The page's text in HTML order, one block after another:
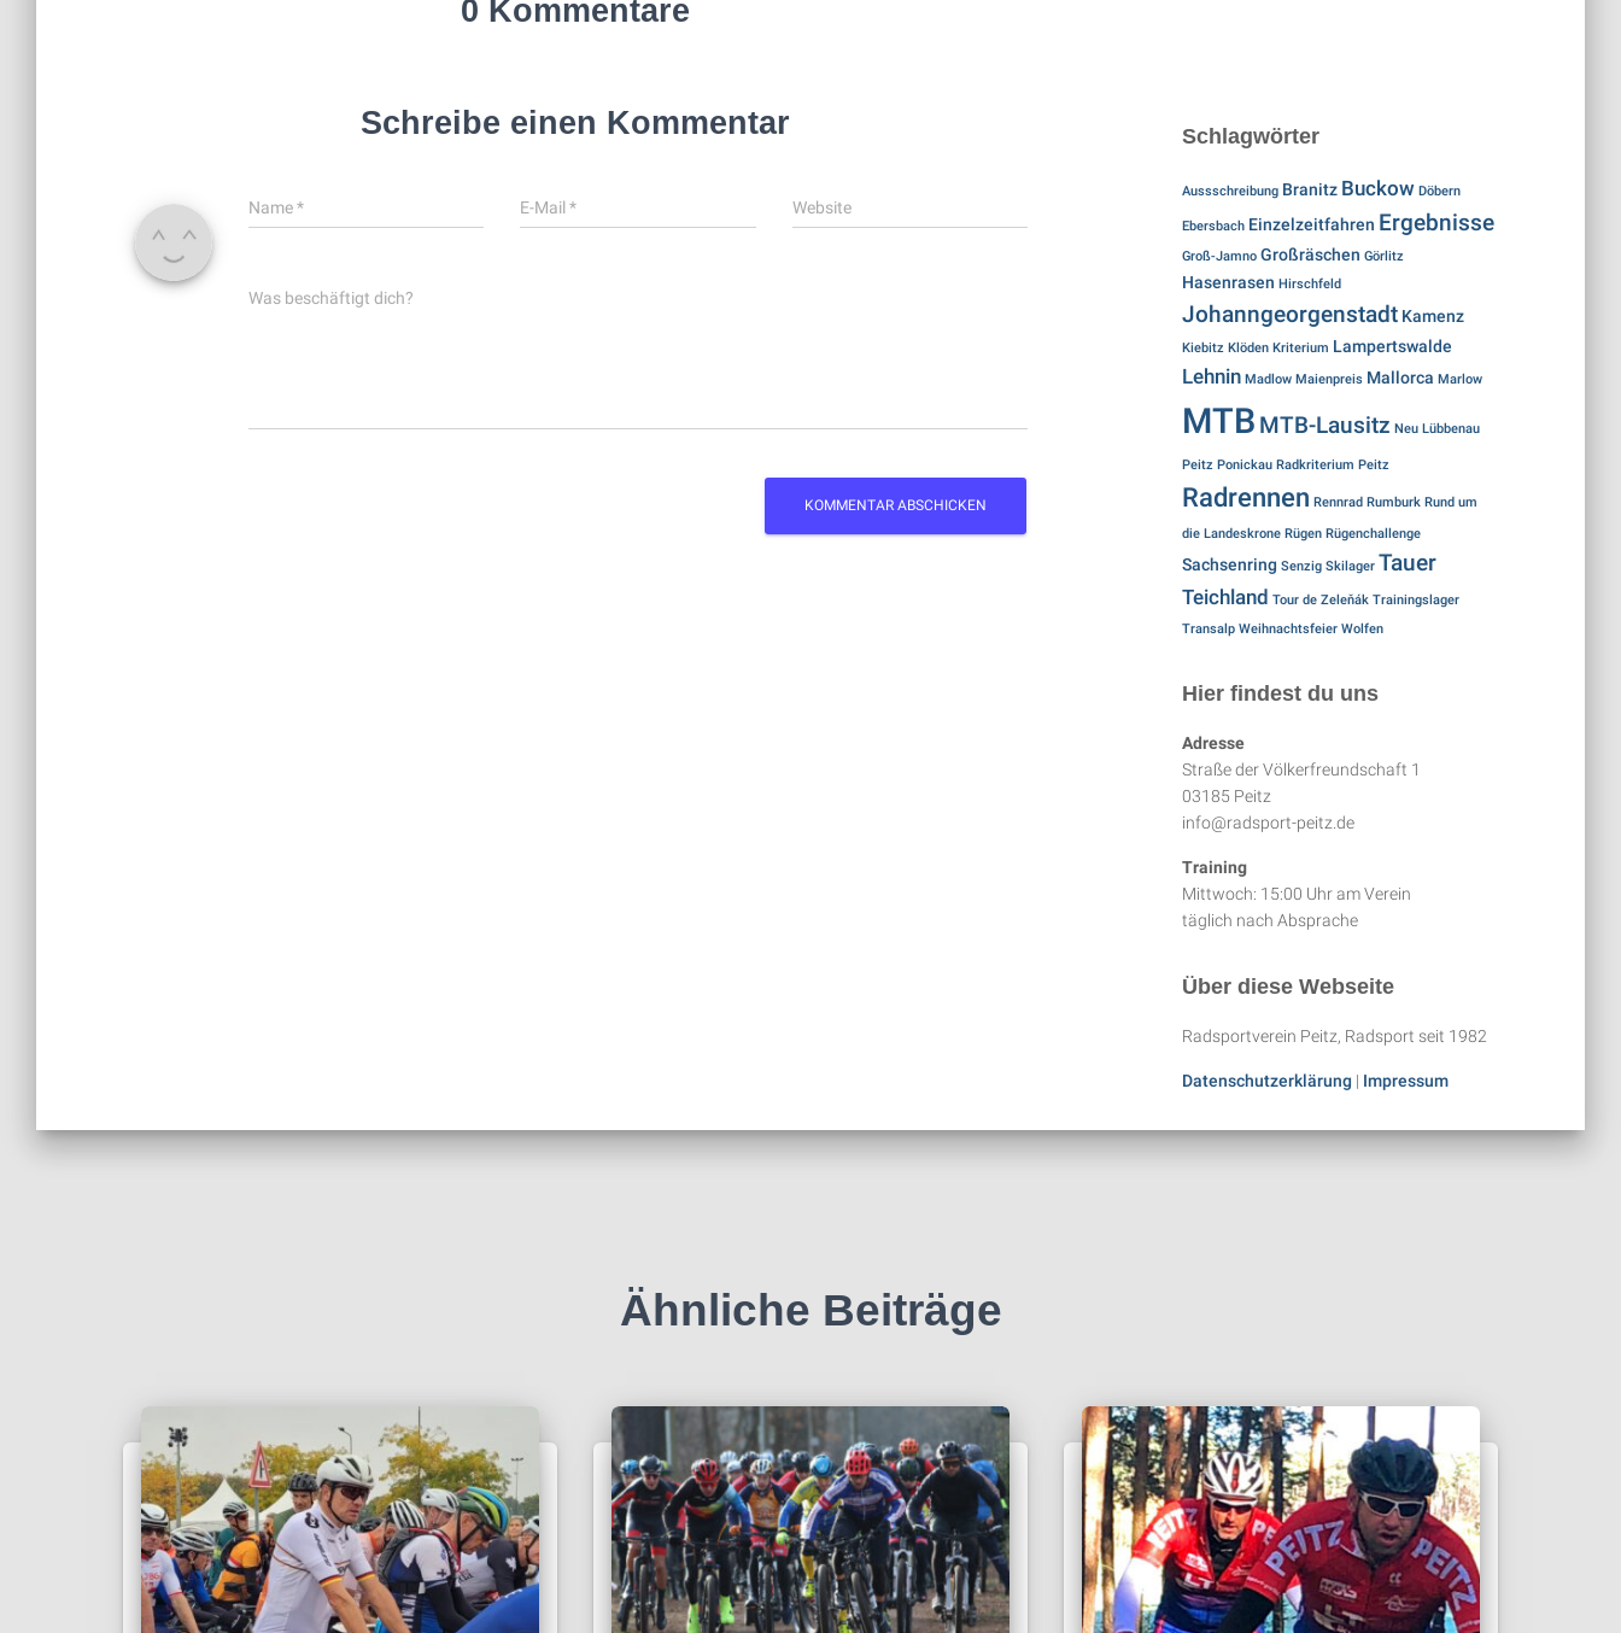
0 Kommentare
Schreibe einen Kommentar
Name* E-Mail* Website
Was beschäftigt dich?
Schlagwörter
Aussschreibung Branitz Buckow Döbern
Ebersbach Einzelzeitfahren Ergebnisse
Groß-Jamno Großräschen Görlitz
Hasenrasen Hirschfeld
Johanngeorgenstadt Kamenz
Kiebitz Klöden Kriterium Lampertswalde
Lehnin Madlow Maienpreis Mallorca Marlow
MTB MTB-Lausitz Neu Lübbenau
Peitz Ponickau Radkriterium Peitz
Radrennen Rennrad Rumburk Rund um
die Landeskrone Rügen Rügenchallenge
Sachsenring Senzig Skilager Tauer
Teichland Tour de Zeleňák Trainingslager
Transalp Weihnachtsfeier Wolfen
Hier findest du uns
Adresse
Straße der Völkerfreundschaft 1
03185 Peitz
info@radsport-peitz.de
Training
Mittwoch: 15:00 Uhr am Verein
täglich nach Absprache
Über diese Webseite
Radsportverein Peitz, Radsport seit 1982
Datenschutzerklärung | Impressum
Ähnliche Beiträge